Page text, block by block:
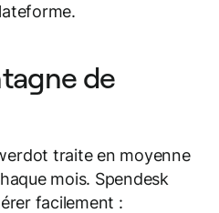
de
traite en moyenne
mois. Spendesk
facilement :